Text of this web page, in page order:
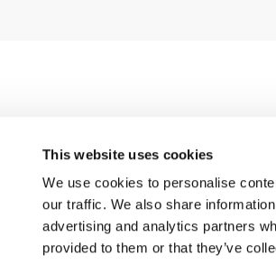
This website uses cookies
We use cookies to personalise
our traffic. We also share
advertising and analytics partners
provided to them or that they’ve
Butik